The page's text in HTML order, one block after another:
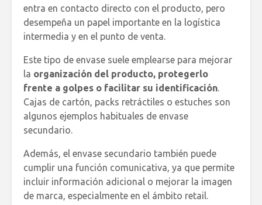
entra en contacto directo con el producto, pero
desempeña un papel importante en la logística
intermedia y en el punto de venta.
Este tipo de envase suele emplearse para mejorar
la organización del producto, protegerlo
frente a golpes o facilitar su identificación
Cajas de cartón, packs retráctiles o estuches son
algunos ejemplos habituales de envase
secundario.
Además, el envase secundario también puede
cumplir una función comunicativa, ya que permite
incluir información adicional o mejorar la imagen
de marca, especialmente en el ámbito retail.